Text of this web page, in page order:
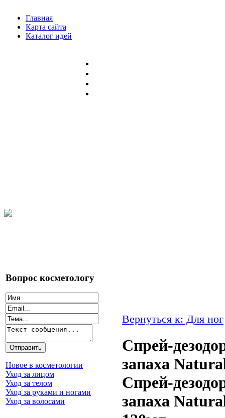
Главная
Карта сайта
Каталог идей
Вопрос косметологу
Новое в косметологии
Уход за лицом
Уход за телом
Уход за руками и ногами
Уход за волосами
Вернуться к: Для ног
Спрей-
запаха
Спрей-
запаха